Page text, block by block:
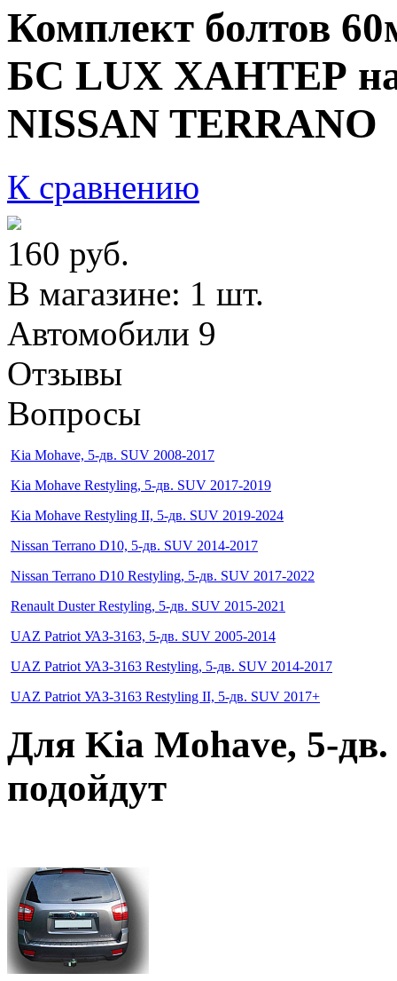
Комплект болтов
БС LUX ХАНТЕР на
NISSAN TERRANO
К сравнению
160 руб.
В магазине: 1 шт.
Автомобили 9
Отзывы
Вопросы
Kia Mohave, 5-дв. SUV 2008-2017
Kia Mohave Restyling, 5-дв. SUV 2017-2019
Kia Mohave Restyling II, 5-дв. SUV 2019-2024
Nissan Terrano D10, 5-дв. SUV 2014-2017
Nissan Terrano D10 Restyling, 5-дв. SUV 2017-2022
Renault Duster Restyling, 5-дв. SUV 2015-2021
UAZ Patriot УАЗ-3163, 5-дв. SUV 2005-2014
UAZ Patriot УАЗ-3163 Restyling, 5-дв. SUV 2014-2017
UAZ Patriot УАЗ-3163 Restyling II, 5-дв. SUV 2017+
Для Kia Mohave, 5-дв.
подойдут